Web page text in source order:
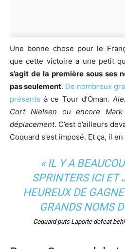
Une bonne chose pour le
que cette victoire a une petit
s’agit de la première sous ses
pas seulement. De nombreux
présents à ce Tour d’Oman.
Cort Nielsen ou encore
déplacement. C’est d’ailleurs
Coquard s’est imposé. Et ça, il
« IL Y A
SPRINTERS ICI ET
HEUREUX DE
GRANDS NOMS
Coquard puts Laporte defeat